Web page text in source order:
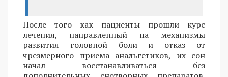
После того как пациенты прошли курс
лечения, направленный на механизмы
развития головной боли и отказ от
чрезмерного приема анальгетиков, их сон
начал восстанавливаться без